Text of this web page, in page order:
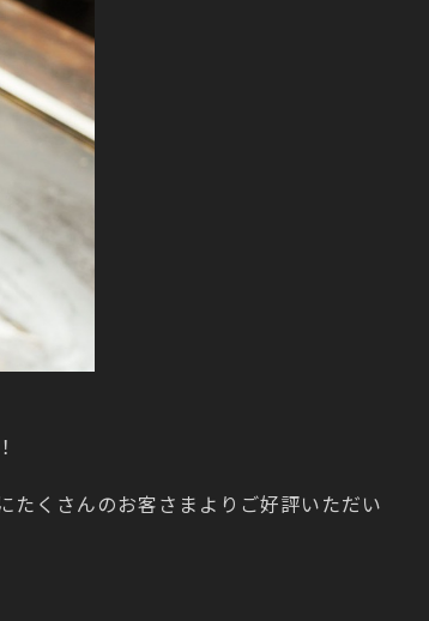
たくさんのお客さまよりご好評いただい